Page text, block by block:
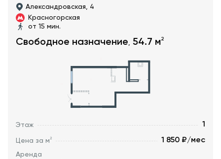
Александровская, 4
Красногорская
от 15 мин.
Свободное назначение, 54.7 м2
Этаж 1
Цена за м2 1 850 ₽/мес
Аренда